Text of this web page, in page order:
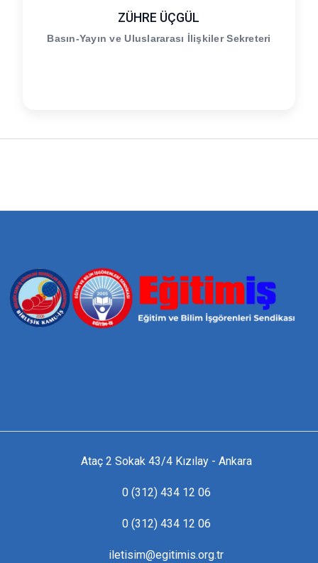
ZÜHRE ÜÇGÜL
Basın-Yayın ve Uluslararası İlişkiler Sekreteri
Ataç 2 Sokak 43/4 Kızılay - Ankara
0 (312) 434 12 06
0 (312) 434 12 06
iletisim@egitimis.org.tr